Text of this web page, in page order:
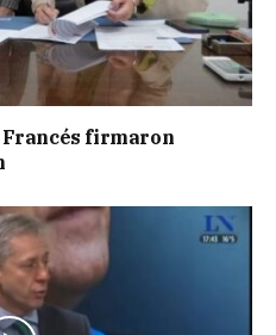
firmaron